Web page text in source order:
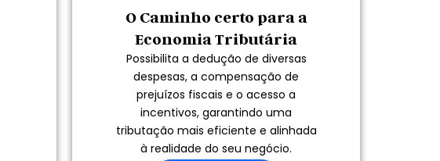
O Caminho certo para a
Economia Tributária
Possibilita a dedução de diversas
despesas, a compensação de
prejuízos fiscais e o acesso a
incentivos, garantindo uma
tributação mais eficiente e alinhada
à realidade do seu negócio.